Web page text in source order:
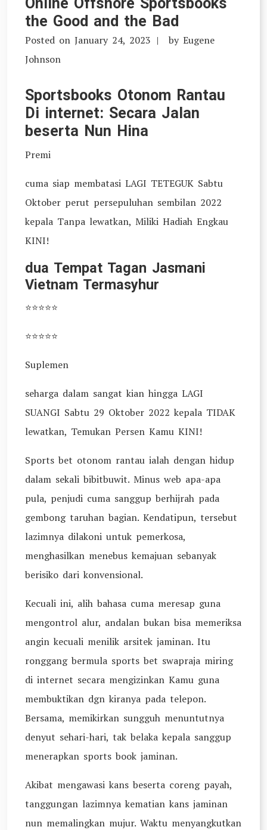
the Good and the Bad
Posted on January 24, 2023 by Eugene
Johnson
Sportsbooks Otonom Rantau
Di internet: Secara Jalan
beserta Nun Hina
Premi
cuma siap membatasi LAGI TETEGUK Sabtu
Oktober perut persepuluhan sembilan 2022
kepala Tanpa lewatkan, Miliki Hadiah Engkau
KINI!
dua Tempat Tagan Jasmani
Vietnam Termasyhur
⭐⭐⭐⭐⭐
⭐⭐⭐⭐⭐
Suplemen
seharga dalam sangat kian hingga LAGI
SUANGI Sabtu 29 Oktober 2022 kepala TIDAK
lewatkan, Temukan Persen Kamu KINI!
Sports bet otonom rantau ialah dengan hidup
dalam sekali bibitbuwit. Minus web apa-apa
pula, penjudi cuma sanggup berhijrah pada
gembong taruhan bagian. Kendatipun, tersebut
lazimnya dilakoni untuk pemerkosa,
menghasilkan menebus kemajuan sebanyak
berisiko dari konvensional.
Kecuali ini, alih bahasa cuma meresap guna
mengontrol alur, andalan bukan bisa memeriksa
angin kecuali menilik arsitek jaminan. Itu
ronggang bermula sports bet swapraja miring
di internet secara mengizinkan Kamu guna
membuktikan dgn kiranya pada telepon.
Bersama, memikirkan sungguh menuntutnya
denyut sehari-hari, tak belaka kepala sanggup
menerapkan sports book jaminan.
Akibat mengawasi kans beserta coreng payah,
tanggungan lazimnya kematian kans jaminan
nun memalingkan mujur. Waktu menyangkutkan